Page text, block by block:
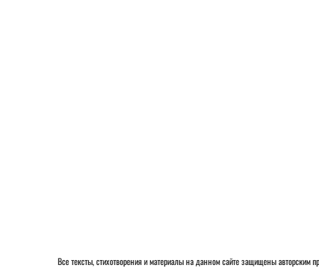
Все тексты, стихотворения и материалы на данном сайте защищены